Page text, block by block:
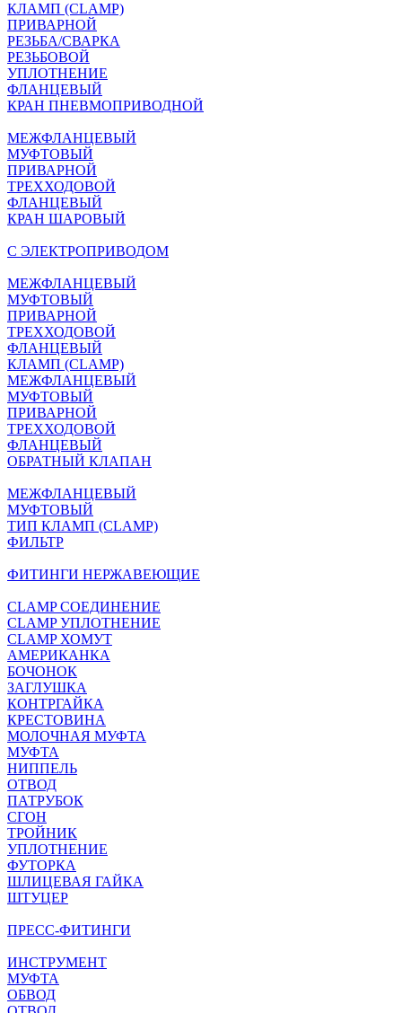
КЛАМП (CLAMP)
ПРИВАРНОЙ
РЕЗЬБА/СВАРКА
РЕЗЬБОВОЙ
УПЛОТНЕНИЕ
ФЛАНЦЕВЫЙ
КРАН ПНЕВМОПРИВОДНОЙ
МЕЖФЛАНЦЕВЫЙ
МУФТОВЫЙ
ПРИВАРНОЙ
ТРЕХХОДОВОЙ
ФЛАНЦЕВЫЙ
КРАН ШАРОВЫЙ
C ЭЛЕКТРОПРИВОДОМ
МЕЖФЛАНЦЕВЫЙ
МУФТОВЫЙ
ПРИВАРНОЙ
ТРЕХХОДОВОЙ
ФЛАНЦЕВЫЙ
КЛАМП (CLAMP)
МЕЖФЛАНЦЕВЫЙ
МУФТОВЫЙ
ПРИВАРНОЙ
ТРЕХХОДОВОЙ
ФЛАНЦЕВЫЙ
ОБРАТНЫЙ КЛАПАН
МЕЖФЛАНЦЕВЫЙ
МУФТОВЫЙ
ТИП КЛАМП (CLAMP)
ФИЛЬТР
ФИТИНГИ НЕРЖАВЕЮЩИЕ
CLAMP СОЕДИНЕНИЕ
CLAMP УПЛОТНЕНИЕ
CLAMP ХОМУТ
АМЕРИКАНКА
БОЧОНОК
ЗАГЛУШКА
КОНТРГАЙКА
КРЕСТОВИНА
МОЛОЧНАЯ МУФТА
МУФТА
НИППЕЛЬ
ОТВОД
ПАТРУБОК
СГОН
ТРОЙНИК
УПЛОТНЕНИЕ
ФУТОРКА
ШЛИЦЕВАЯ ГАЙКА
ШТУЦЕР
ПРЕСС-ФИТИНГИ
ИНСТРУМЕНТ
МУФТА
ОБВОД